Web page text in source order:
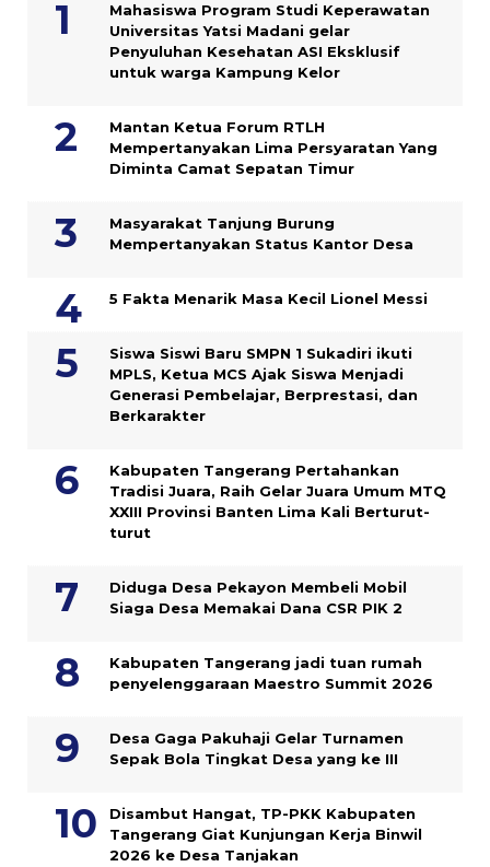
Mahasiswa Program Studi Keperawatan
Universitas Yatsi Madani gelar
Penyuluhan Kesehatan ASI Eksklusif
untuk warga Kampung ‎Kelor
Mantan Ketua Forum RTLH
Mempertanyakan Lima Persyaratan Yang
Diminta Camat Sepatan Timur
Masyarakat Tanjung Burung
Mempertanyakan Status Kantor Desa
5 Fakta Menarik Masa Kecil Lionel Messi
Siswa Siswi Baru SMPN 1 Sukadiri ikuti
MPLS, Ketua MCS Ajak Siswa Menjadi
Generasi Pembelajar, Berprestasi, dan
Berkarakter
Kabupaten Tangerang Pertahankan
Tradisi Juara, Raih Gelar Juara Umum MTQ
XXIII Provinsi Banten Lima Kali Berturut-
turut
Diduga Desa Pekayon Membeli Mobil
Siaga Desa Memakai Dana CSR PIK 2
Kabupaten Tangerang jadi tuan rumah
penyelenggaraan Maestro Summit 2026
Desa Gaga Pakuhaji Gelar Turnamen
Sepak Bola Tingkat Desa yang ke III
Disambut Hangat, TP-PKK Kabupaten
Tangerang Giat Kunjungan Kerja Binwil
2026 ke Desa Tanjakan